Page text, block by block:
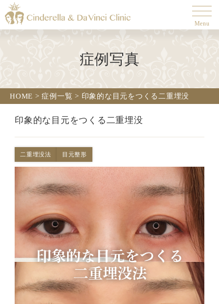
Menu
症例写真
HOME >症例一覧 > 印象的な目元をつくる二重埋没
印象的な目元をつくる二重埋没
二重埋没法 目元整形